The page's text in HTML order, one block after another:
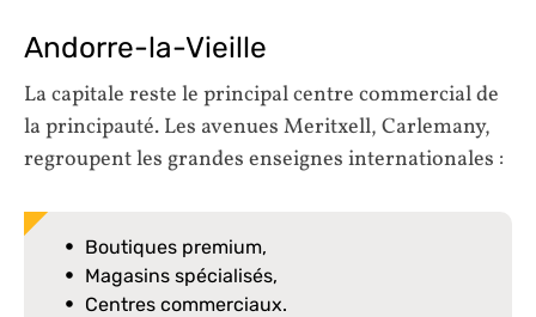
Andorre-la-Vieille
La capitale reste le principal centre commercial de
la principauté. Les avenues Meritxell, Carlemany,
regroupent les grandes enseignes internationales :
Boutiques premium,
Magasins spécialisés,
Centres commerciaux.